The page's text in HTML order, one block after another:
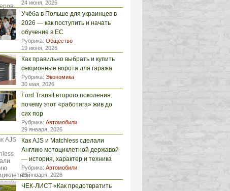
24 июня, 2026
Учёба в Польше для украинцев в
2026 — как поступить и начать
обучение в ЕС
Рубрика: Общество
19 июня, 2026
Как правильно выбрать и купить
секционные ворота для гаража
Рубрика: Экономика
30 мая, 2026
Ford Transit второго поколения:
почему этот «работяга» жив до
сих пор
Рубрика: Автомобили
29 января, 2026
Как AJS и Matchless сделали
Англию мотоциклетной державой
— история, характер и техника
Рубрика: Автомобили
29 января, 2026
ЧЕК-ЛИСТ «Как предотвратить